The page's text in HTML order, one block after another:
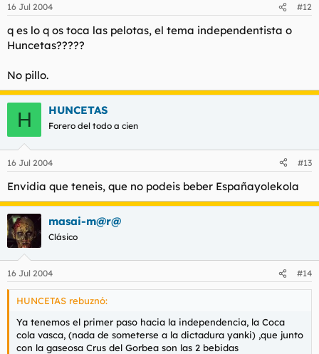
16 Jul 2004 #12
q es lo q os toca las pelotas, el tema independentista o
Huncetas?????
No pillo.
H HUNCETAS
Forero del todo a cien
16 Jul 2004 #13
Envidia que teneis, que no podeis beber Españayolekola
masai-m@r@
Clásico
16 Jul 2004 #14
HUNCETAS rebuznó:
Ya tenemos el primer paso hacia la independencia, la Coca
cola vasca, (nada de someterse a la dictadura yanki) ,que junto
con la gaseosa Crus del Gorbea son las 2 bebidas